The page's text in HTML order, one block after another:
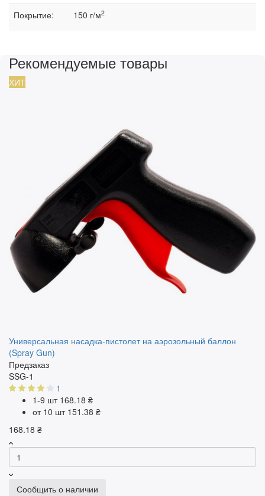
Покрытие: 150 г/м2
Рекомендуемые товары
ХИТ
Универсальная насадка-пистолет на аэрозольный баллон
(Spray Gun)
Предзаказ
SSG-1
1
1-9 шт 168.18 ₴
от 10 шт 151.38 ₴
168.18 ₴
Сообщить о наличии